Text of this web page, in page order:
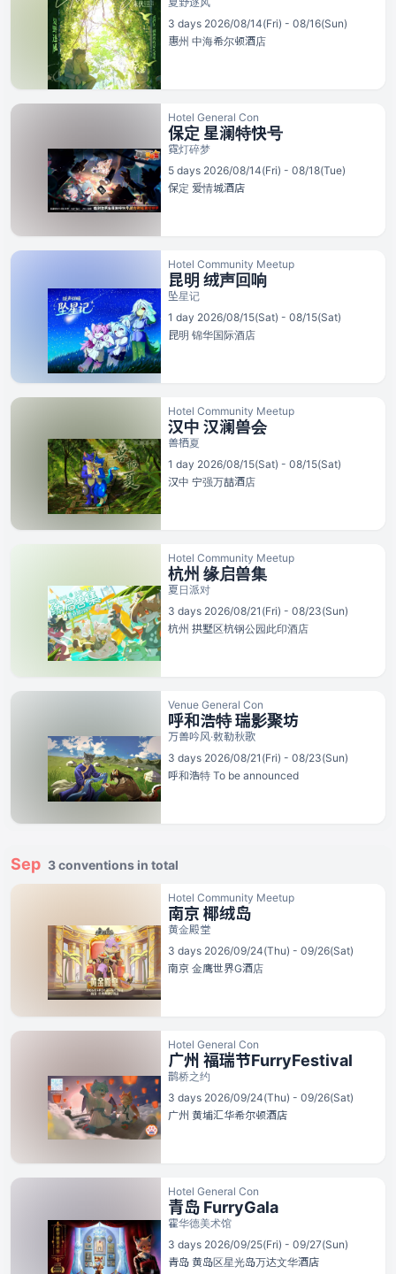
3 days 2026/08/14(Fri) - 08/16(Sun)
惠州 中海希尔顿酒店
Hotel General Con
保定 星澜特快号
霓灯碎梦
5 days 2026/08/14(Fri) - 08/18(Tue)
保定 爱情城酒店
Hotel Community Meetup
昆明 绒声回响
坠星记
1 day 2026/08/15(Sat) - 08/15(Sat)
昆明 锦华国际酒店
Hotel Community Meetup
汉中 汉澜兽会
兽栖夏
1 day 2026/08/15(Sat) - 08/15(Sat)
汉中 宁强万喆酒店
Hotel Community Meetup
杭州 缘启兽集
夏日派对
3 days 2026/08/21(Fri) - 08/23(Sun)
杭州 拱墅区杭钢公园此印酒店
Venue General Con
呼和浩特 瑞影聚坊
万兽吟风·敕勒秋歌
3 days 2026/08/21(Fri) - 08/23(Sun)
呼和浩特 To be announced
Sep 3 conventions in total
Hotel Community Meetup
南京 椰绒岛
黄金殿堂
3 days 2026/09/24(Thu) - 09/26(Sat)
南京 金鹰世界G酒店
Hotel General Con
广州 福瑞节FurryFestival
鹊桥之约
3 days 2026/09/24(Thu) - 09/26(Sat)
广州 黄埔汇华希尔顿酒店
Hotel General Con
青岛 FurryGala
霍华德美术馆
3 days 2026/09/25(Fri) - 09/27(Sun)
青岛 黄岛区星光岛万达文华酒店